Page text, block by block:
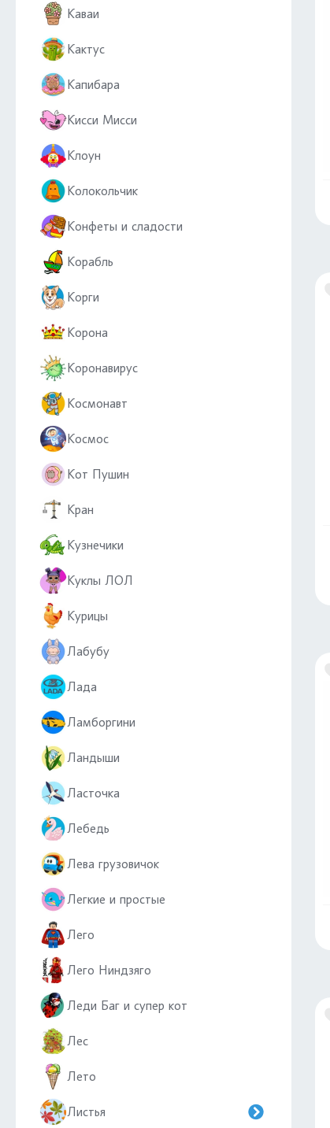
Каваи
Кактус
Капибара
Кисси Мисси
Клоун
Колокольчик
Конфеты и сладости
Корабль
Корги
Корона
Коронавирус
Космонавт
Космос
Кот Пушин
Кран
Кузнечики
Куклы ЛОЛ
Курицы
Лабубу
Лада
Ламборгини
Ландыши
Ласточка
Лебедь
Лева грузовичок
Легкие и простые
Лего
Лего Ниндзяго
Леди Баг и супер кот
Лес
Лето
Листья